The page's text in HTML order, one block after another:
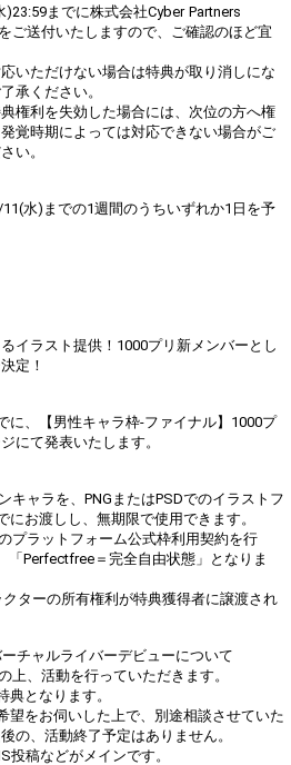
までに株式会社Cyber Partners
ご送付いたしますので、ご確認のほど宜
いただけない場合は特典が取り消しにな
承ください。
権利を失効した場合には、次位の方へ権
覚時期によっては対応できない場合がご
い。
水)までの1週間のうちいずれか1日を予
イラスト提供！1000プリ新メンバーとし
定！
に、【男性キャラ枠-ファイナル】1000プ
にて発表いたします。
キャラを、PNGまたはPSDでのイラストフ
にお渡しし、無期限で使用できます。
プラットフォーム公式枠利用契約を行
「Perfectfree＝完全自由状態」となりま
ターの所有権利が特典獲得者に譲渡され
チャルライバーデビューについて
上、活動を行っていただきます。
となります。
望をお伺いした上で、別途相談させていた
の、活動終了予定はありません。
稿などがメインです。